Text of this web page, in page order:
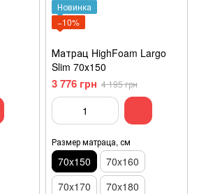
Новинка
−10%
Матрац HighFoam Largo
Slim 70х150
3 776 грн 4 195 грн
Размер матраца, см
70x150
70x160
70x170
70x180